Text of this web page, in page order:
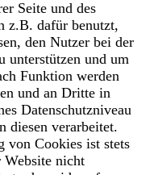
Seite und des
z.B. dafür benutzt,
den Nutzer bei der
unterstützen und um
Funktion werden
und an Dritte in
Datenschutzniveau
diesen verarbeitet.
Cookies ist stets
nicht